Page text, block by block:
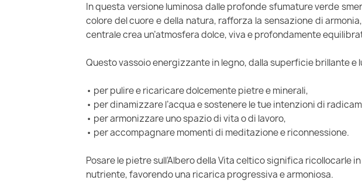
In questa versione luminosa dalle profonde sfumature verde
colore del cuore e della natura, rafforza la sensazione di
centrale crea un’atmosfera dolce, viva e profondamente
Questo vassoio energizzante in legno, dalla superficie brillante
• per pulire e ricaricare dolcemente pietre e minerali,
• per dinamizzare l’acqua e sostenere le tue intenzioni di
• per armonizzare uno spazio di vita o di lavoro,
• per accompagnare momenti di meditazione e riconnessione.
Posare le pietre sull’Albero della Vita celtico significa ricollocarle
nutriente, favorendo una ricarica progressiva e armoniosa.